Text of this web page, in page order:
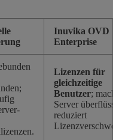
Inuvika OVD
Enterprise
Lizenzen für
gleichzeitige
Benutzer;
Server
reduziert